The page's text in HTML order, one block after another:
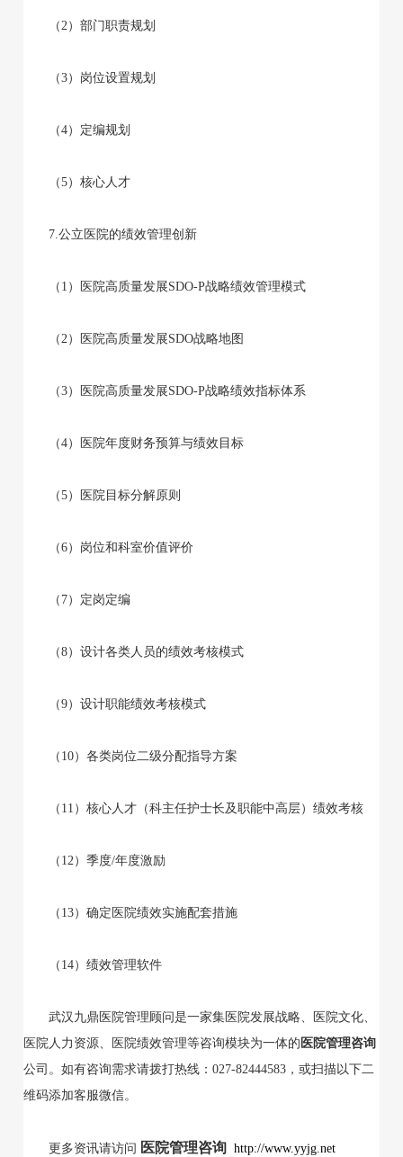
（2）部门职责规划
（3）岗位设置规划
（4）定编规划
（5）核心人才
7.公立医院的绩效管理创新
（1）医院高质量发展SDO-P战略绩效管理模式
（2）医院高质量发展SDO战略地图
（3）医院高质量发展SDO-P战略绩效指标体系
（4）医院年度财务预算与绩效目标
（5）医院目标分解原则
（6）岗位和科室价值评价
（7）定岗定编
（8）设计各类人员的绩效考核模式
（9）设计职能绩效考核模式
（10）各类岗位二级分配指导方案
（11）核心人才（科主任护士长及职能中高层）绩效考核
（12）季度/年度激励
（13）确定医院绩效实施配套措施
（14）绩效管理软件
武汉九鼎医院管理顾问是一家集医院发展战略、医院文化、
医院人力资源、医院绩效管理等咨询模块为一体的 医院管理咨询
公司。如有咨询需求请拨打热线：027-82444583，或扫描以下二
维码添加客服微信。
更多资讯请访问 医院管理咨询 http://www.yyjg.net